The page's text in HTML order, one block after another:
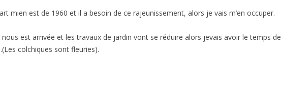
mien est de 1960 et il a besoin de ce rajeunissement, alors je vais m’en occuper.
nous est arrivée et les travaux de jardin vont se réduire alors jevais avoir le temps de
colchiques sont fleuries).